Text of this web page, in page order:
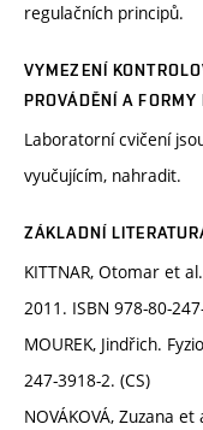
regulačních principů.
VYMEZENÍ
PROVÁDĚNÍ A
Laboratorní cvičení
vyučujícím, nahradit.
ZÁKLADNÍ
KITTNAR, Otomar et
2011. ISBN 978-80-
MOUREK, Jindřich.
247-3918-2. (CS)
NOVÁKOVÁ, Zuzana